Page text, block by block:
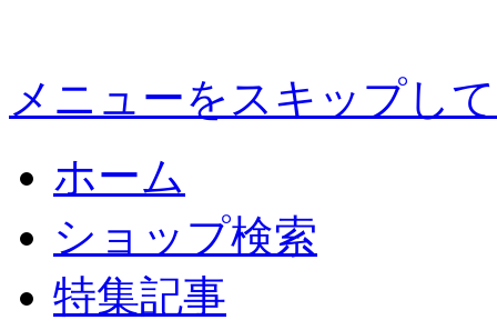
メニューをスキップし
ホーム
ショップ検索
特集記事